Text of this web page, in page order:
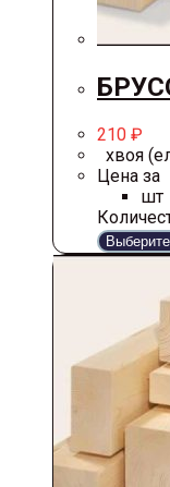
210 ₽
хвоя
Цена за
шт